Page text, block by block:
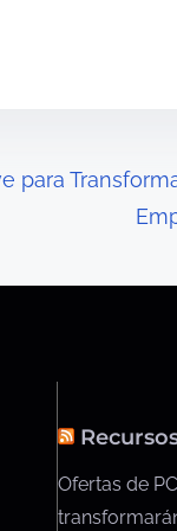
para
Ofertas de